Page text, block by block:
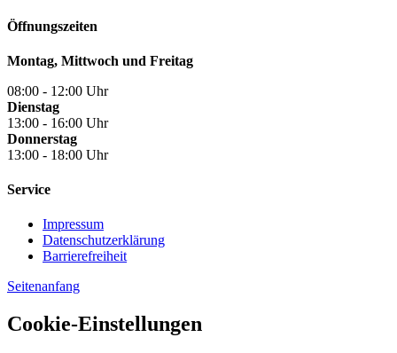
Öffnungszeiten
Montag, Mittwoch und Freitag
08:00 - 12:00 Uhr
Dienstag
13:00 - 16:00 Uhr
Donnerstag
13:00 - 18:00 Uhr
Service
Impressum
Datenschutzerklärung
Barrierefreiheit
Seitenanfang
Cookie-Einstellungen